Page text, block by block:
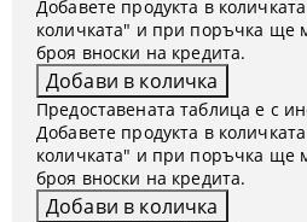
Добавете продукта в
количката" и при поръчка ще
броя вноски на кредита.
Предоставената таблица е с
Добавете продукта в
количката" и при поръчка ще
броя вноски на кредита.